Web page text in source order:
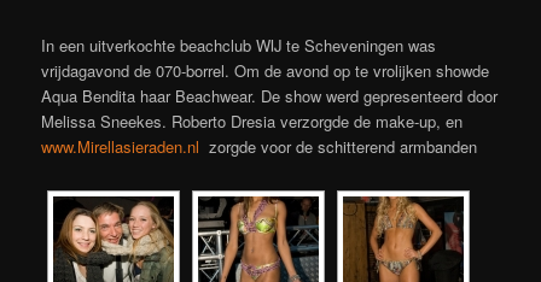
In een uitverkochte beachclub WIJ te Scheveningen was
vrijdagavond de 070-borrel. Om de avond op te vrolijken showde
Aqua Bendita haar Beachwear. De show werd gepresenteerd door
Melissa Sneekes. Roberto Dresia verzorgde de make-up, en
www.Mirellasieraden.nl zorgde voor de schitterend armbanden